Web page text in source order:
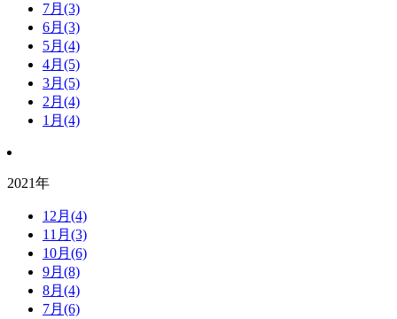
7月(3)
6月(3)
5月(4)
4月(5)
3月(5)
2月(4)
1月(4)
2021年
12月(4)
11月(3)
10月(6)
9月(8)
8月(4)
7月(6)